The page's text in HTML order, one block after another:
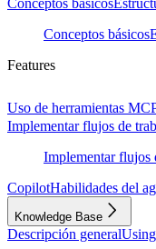
Conceptos básicos
Conceptos básicos
Features
Uso de herramientas
Implementar flujos de
Implementar flujos
CopilotHabilidades del
Knowledge Base
Descripción general